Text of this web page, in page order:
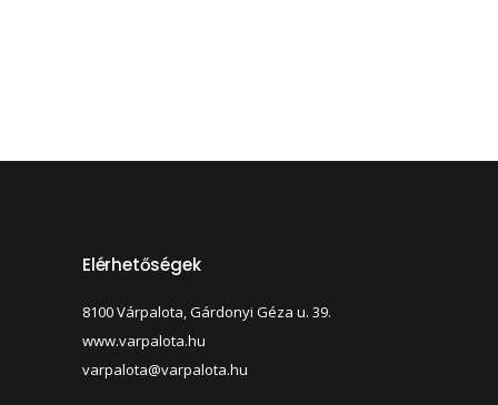
Elérhetőségek
8100 Várpalota, Gárdonyi Géza u. 39.
www.varpalota.hu
varpalota@varpalota.hu